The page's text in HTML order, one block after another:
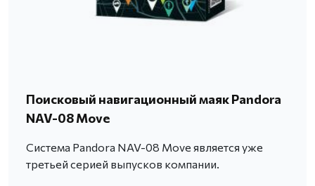
Поисковый навигационный маяк Pandora
NAV-08 Move
Система Pandora NAV-08 Move является уже
третьей серией выпусков компании.